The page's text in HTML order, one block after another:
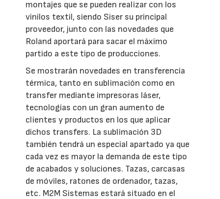
montajes que se pueden realizar con los
vinilos textil, siendo Siser su principal
proveedor, junto con las novedades que
Roland aportará para sacar el máximo
partido a este tipo de producciones.
Se mostrarán novedades en transferencia
térmica, tanto en sublimación como en
transfer mediante impresoras láser,
tecnologías con un gran aumento de
clientes y productos en los que aplicar
dichos transfers. La sublimación 3D
también tendrá un especial apartado ya que
cada vez es mayor la demanda de este tipo
de acabados y soluciones. Tazas, carcasas
de móviles, ratones de ordenador, tazas,
etc. M2M Sistemas estará situado en el